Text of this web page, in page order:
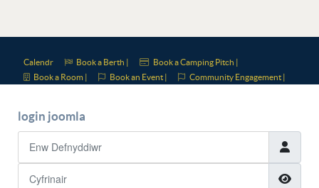
Calendr Book a Berth |
Book a Camping Pitch |
Book a Room |
Book an Event | Community Engagement |
login joomla